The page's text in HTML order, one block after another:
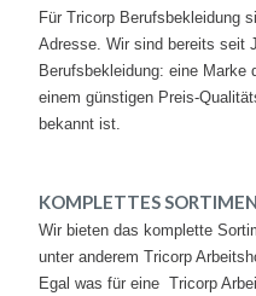
Arbeitshosen jeans
Kurze Arbeitshosen
Stretch Arbeitshosen
Malerhosen
Feuerhemmende Hosen
Für Tricorp Berufsbekleidung
Adresse. Wir sind bereits seit
Berufsbekleidung: eine
einem günstigen Preis-
bekannt ist.
KOMPLETTES
Wir bieten das komplette
unter anderem Tricorp
Egal was für eine Tricorp